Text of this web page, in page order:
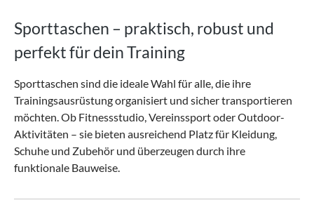
Sporttaschen – praktisch, robust und
perfekt für dein Training
Sporttaschen sind die ideale Wahl für alle, die ihre
Trainingsausrüstung organisiert und sicher transportieren
möchten. Ob Fitnessstudio, Vereinssport oder Outdoor-
Aktivitäten – sie bieten ausreichend Platz für Kleidung,
Schuhe und Zubehör und überzeugen durch ihre
funktionale Bauweise.